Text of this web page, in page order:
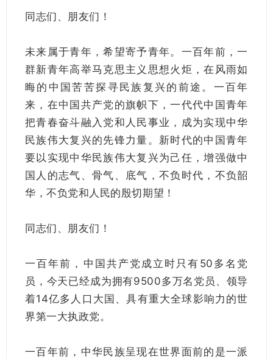
同志们、朋友们！
未来属于青年，希望寄予青年。一百年前，一
群新青年高举马克思主义思想火炬，在风雨如
晦的中国苦苦探寻民族复兴的前途。一百年
来，在中国共产党的旗帜下，一代代中国青年
把青春奋斗融入党和人民事业，成为实现中华
民族伟大复兴的先锋力量。新时代的中国青年
要以实现中华民族伟大复兴为己任，增强做中
国人的志气、骨气、底气，不负时代，不负韶
华，不负党和人民的殷切期望！
同志们、朋友们！
一百年前，中国共产党成立时只有50多名党
员，今天已经成为拥有9500多万名党员、领导
着14亿多人口大国、具有重大全球影响力的世
界第一大执政党。
一百年前，中华民族呈现在世界面前的是一派